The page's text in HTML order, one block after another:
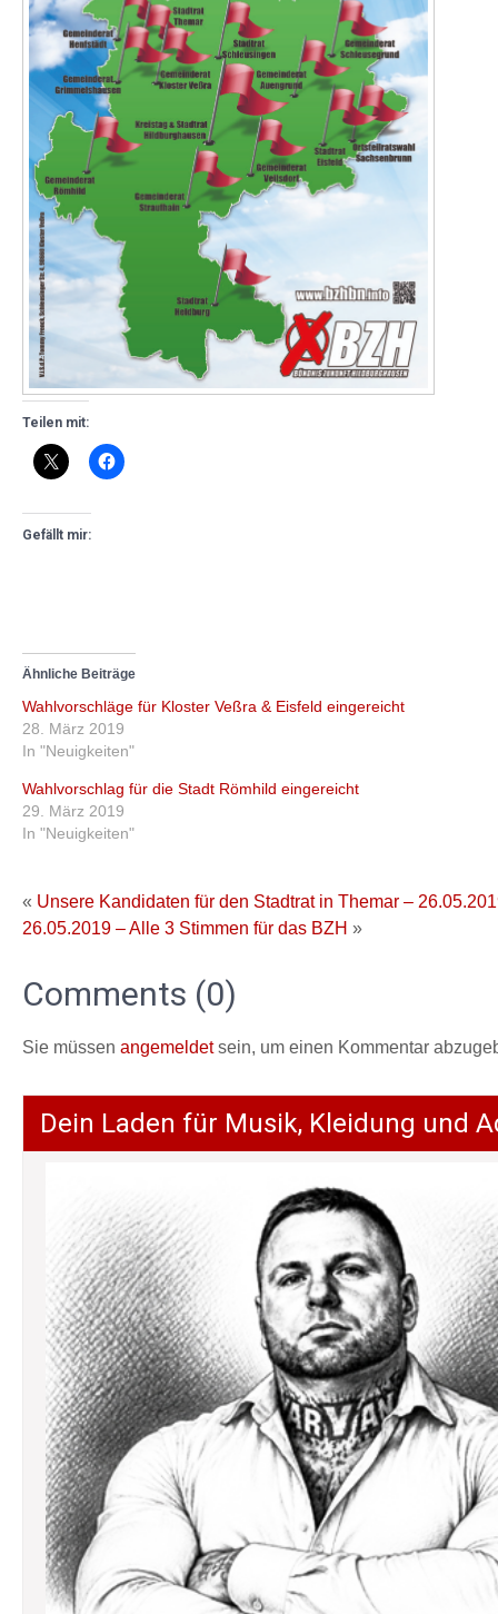
Teilen mit:
Gefällt mir:
Ähnliche Beiträge
Wahlvorschläge für Kloster Veßra & Eisfeld eingereicht
28. März 2019
In "Neuigkeiten"
Wahlvorschlag für die Stadt Römhild eingereicht
29. März 2019
In "Neuigkeiten"
« Unsere Kandidaten für den Stadtrat in Themar –
26.05.2019 – Alle 3 Stimmen für das BZH »
Comments (0)
Sie müssen angemeldetsein, um einen Kommentar
Dein Laden für Musik, Kleidung und